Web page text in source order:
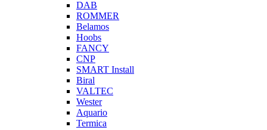
DAB
ROMMER
Belamos
Hoobs
FANCY
CNP
SMART Install
Biral
VALTEC
Wester
Aquario
Termica